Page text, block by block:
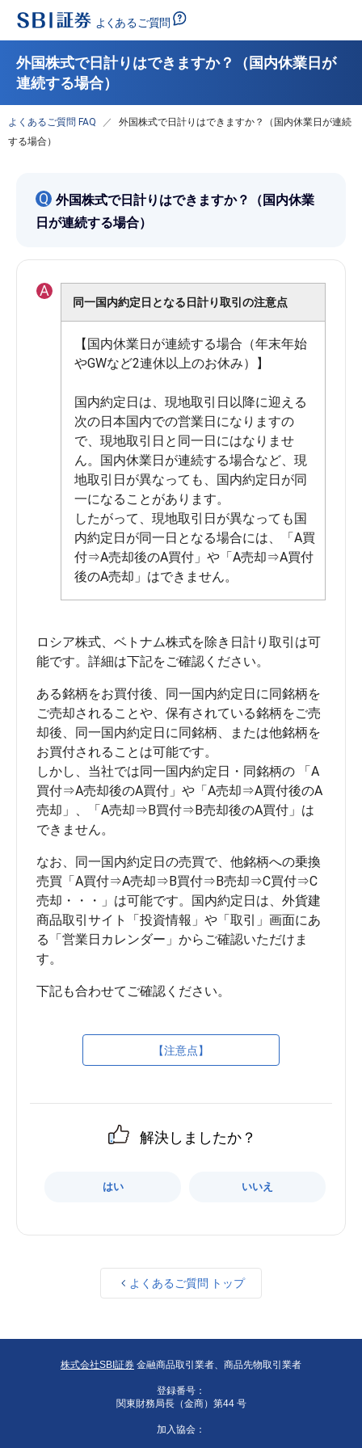
外国株式で日計りはできますか？（国内休業日が
連続する場合）
よくあるご質問 FAQ
外国株式で日計りはできますか？（国内休業日が連続
する場合）
Q 外国株式で日計りはできますか？（国内休業
日が連続する場合）
A
同一国内約定日となる日計り取引の注意点
【国内休業日が連続する場合（年末年始
やGWなど2連休以上のお休み）】
国内約定日は、現地取引日以降に迎える
次の日本国内での営業日になりますの
で、現地取引日と同一日にはなりませ
ん。国内休業日が連続する場合など、現
地取引日が異なっても、国内約定日が同
一になることがあります。
したがって、現地取引日が異なっても国
内約定日が同一日となる場合には、「A買
付⇒A売却後のA買付」や「A売却⇒A買付
後のA売却」はできません。
ロシア株式、ベトナム株式を除き日計り取引は可
ある銘柄をお買付後、同一国内約定日に同銘柄を
ご売却されることや、保有されている銘柄をご売
却後、同一国内約定日に同銘柄、または他銘柄を
お買付されることは可能です。
しかし、当社では同一国内約定日・同銘柄の 「A
買付⇒A売却後のA買付」や「A売却⇒A買付後のA
売却」、「A売却⇒B買付⇒B売却後のA買付」は
なお、同一国内約定日の売買で、他銘柄への乗換
売買「A買付⇒A売却⇒B買付⇒B売却⇒C買付⇒C
売却・・・」は可能です。国内約定日は、外貨建
商品取引サイト「投資情報」や「取引」画面にあ
る「営業日カレンダー」からご確認いただけま
【注意点】
解決しましたか？
はい いいえ
よくあるご質問 トップ
株式会社SBI証券 金融商品取引業者、商品先物取引業者
登録番号：
関東財務局長（金商）第44 号
加入協会：